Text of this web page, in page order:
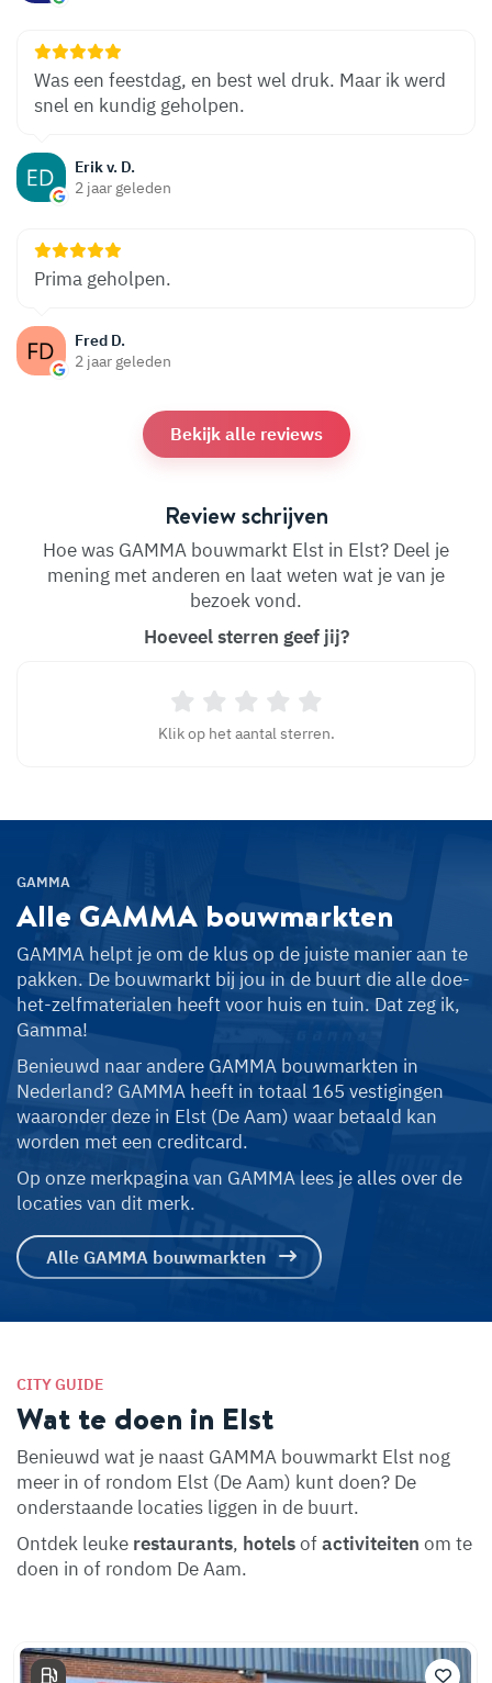
Erik v. D.
2 jaar geleden
Was een feestdag, en best wel druk. Maar ik werd
snel en kundig geholpen.
Fred D.
2 jaar geleden
Prima geholpen.
Bekijk alle reviews
Review schrijven
Hoe was GAMMA bouwmarkt Elst in Elst? Deel je
mening met anderen en laat weten wat je van je
bezoek vond.
Hoeveel sterren geef jij?
Klik op het aantal sterren.
GAMMA
Alle GAMMA bouwmarkten
GAMMA helpt je om de klus op de juiste manier aan te
pakken. De bouwmarkt bij jou in de buurt die alle doe-
het-zelfmaterialen heeft voor huis en tuin. Dat zeg ik,
Gamma!
Benieuwd naar andere GAMMA bouwmarkten in
Nederland? GAMMA heeft in totaal 165 vestigingen
waaronder deze in Elst (De Aam) waar betaald kan
worden met een creditcard.
Op onze merkpagina van GAMMA lees je alles over de
locaties van dit merk.
Alle GAMMA bouwmarkten
CITY GUIDE
Wat te doen in Elst
Benieuwd wat je naast GAMMA bouwmarkt Elst nog
meer in of rondom Elst (De Aam) kunt doen? De
onderstaande locaties liggen in de buurt.
Ontdek leuke restaurants, hotelsofactiviteiten om te
doen in of rondom De Aam.